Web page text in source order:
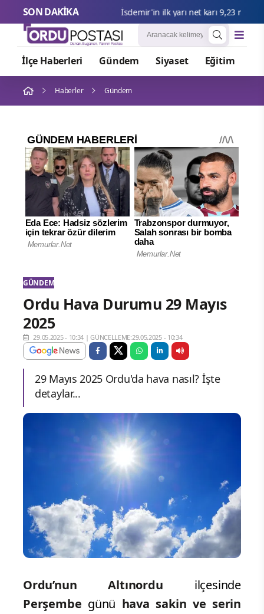
SON DAKİKA
İlçe Haberleri Gündem Siyaset Eğitim
Haberler Gündem
GÜNDEM
Ordu Hava Durumu 29 Mayıs
2025
29.05.2025 - 10:34 |GÜNCELLEME:29.05.2025 - 10:34
29 Mayıs 2025 Ordu'da hava nasıl? İşte
detaylar...
Ordu’nun Altınordu ilçesinde
Perşembe günü hava sakin ve serin